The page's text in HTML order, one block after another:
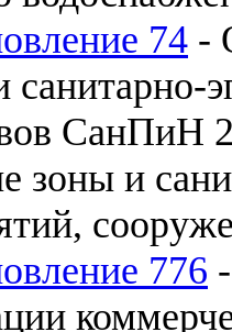
74 -
санитарно-
СанПиН
зоны и
776